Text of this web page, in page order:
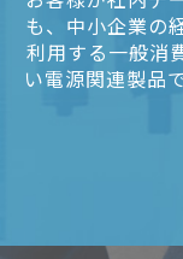
も、中小企業の
利用する一般消
い電源関連製品